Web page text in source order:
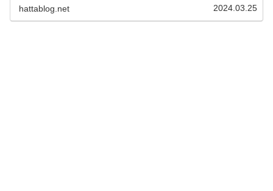
D:5の添加剤の選び方とおすすめ３選を解説します。
hattablog.net 2024.03.25